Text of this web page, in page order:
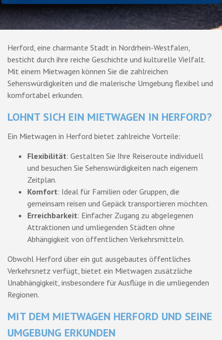
Herford, eine charmante Stadt in Nordrhein-Westfalen,
besticht durch ihre reiche Geschichte und kulturelle Vielfalt.
Mit einem Mietwagen können Sie die zahlreichen
Sehenswürdigkeiten und die malerische Umgebung flexibel und
komfortabel erkunden.
LOHNT SICH EIN MIETWAGEN IN HERFORD?
Ein Mietwagen in Herford bietet zahlreiche Vorteile:
Flexibilität: Gestalten Sie Ihre Reiseroute individuell
und besuchen Sie Sehenswürdigkeiten nach eigenem
Zeitplan.
Komfort: Ideal für Familien oder Gruppen, die
gemeinsam reisen und Gepäck transportieren möchten.
Erreichbarkeit: Einfacher Zugang zu abgelegenen
Attraktionen und umliegenden Städten ohne
Abhängigkeit von öffentlichen Verkehrsmitteln.
Obwohl Herford über ein gut ausgebautes öffentliches
Verkehrsnetz verfügt, bietet ein Mietwagen zusätzliche
Unabhängigkeit, insbesondere für Ausflüge in die umliegenden
Regionen.
MIT DEM MIETWAGEN HERFORD UND SEINE
UMGEBUNG ERKUNDEN